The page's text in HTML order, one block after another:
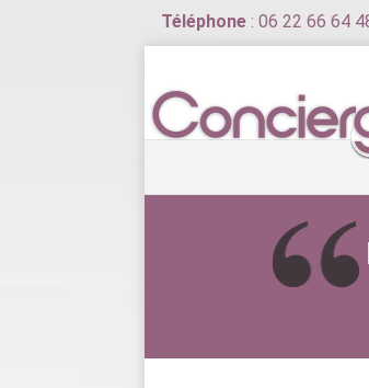
Téléphone : 06 22 66 64